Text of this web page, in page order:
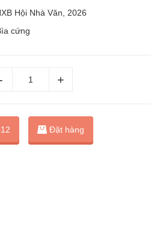
Hội Nhà Văn, 2026
cứng
Đặt hàng